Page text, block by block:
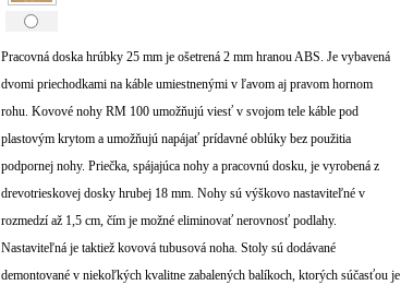
Pracovná doska hrúbky 25 mm je ošetrená 2 mm hranou ABS. Je vybavená
dvomi priechodkami na káble umiestnenými v ľavom aj pravom hornom
rohu. Kovové nohy RM 100 umožňujú viesť v svojom tele káble pod
plastovým krytom a umožňujú napájať prídavné oblúky bez použitia
podpornej nohy. Priečka, spájajúca nohy a pracovnú dosku, je vyrobená z
drevotrieskovej dosky hrubej 18 mm. Nohy sú výškovo nastaviteľné v
rozmedzí až 1,5 cm, čím je možné eliminovať nerovnosť podlahy.
Nastaviteľná je taktiež kovová tubusová noha. Stoly sú dodávané
demontované v niekoľkých kvalitne zabalených balíkoch, ktorých súčasťou je